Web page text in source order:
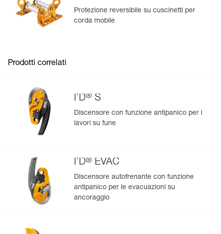
produzione.
Protezione reversibile su cuscinetti per
corda mobile
Prodotti correlati
I’D® S
Discensore con funzione antipanico per i
lavori su fune
I’D® EVAC
Discensore autofrenante con funzione
antipanico per le evacuazioni su
ancoraggio